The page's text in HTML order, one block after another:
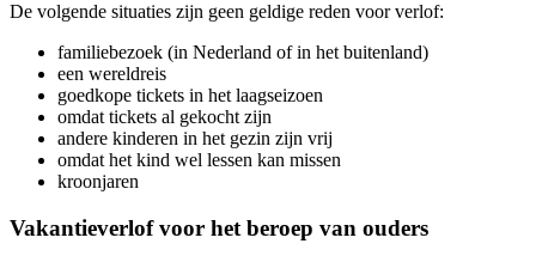
De volgende situaties zijn geen geldige reden voor verlof:
familiebezoek (in Nederland of in het buitenland)
een wereldreis
goedkope tickets in het laagseizoen
omdat tickets al gekocht zijn
andere kinderen in het gezin zijn vrij
omdat het kind wel lessen kan missen
kroonjaren
Vakantieverlof voor het beroep van ouders